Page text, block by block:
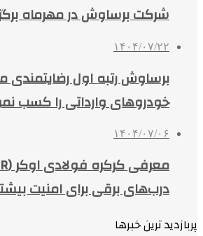
شرکت برساوش در مهرماه
۱۴۰۴/۰۷/۲۲
برساوش رتبه اول رضایتمندی
خودروهای وارداتی را کسب
۱۴۰۴/۰۷/۰۶
درب‌های برقی برای امنیت
پربازدید ترین خبرها